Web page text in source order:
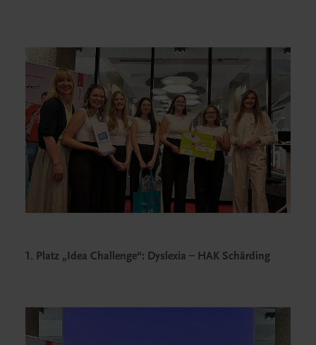
1. Platz „Idea Challenge“: Dyslexia – HAK Schärding